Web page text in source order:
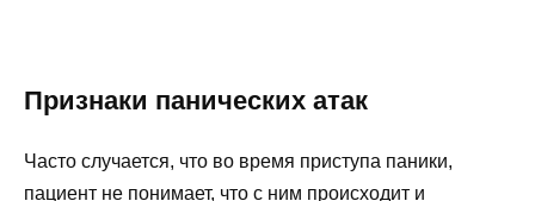
Признаки панических атак
Часто случается, что во время приступа паники,
пациент не понимает, что с ним происходит и